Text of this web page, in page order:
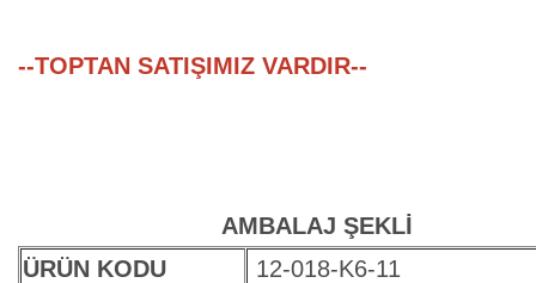
--TOPTAN SATIŞIMIZ VARDIR--
AMBALAJ ŞEKLİ
ÜRÜN KODU
12-018-K6-11